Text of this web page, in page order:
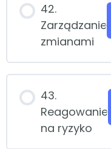
42.
Zarządzanie
zmianami
43.
Reagowanie
na ryzyko